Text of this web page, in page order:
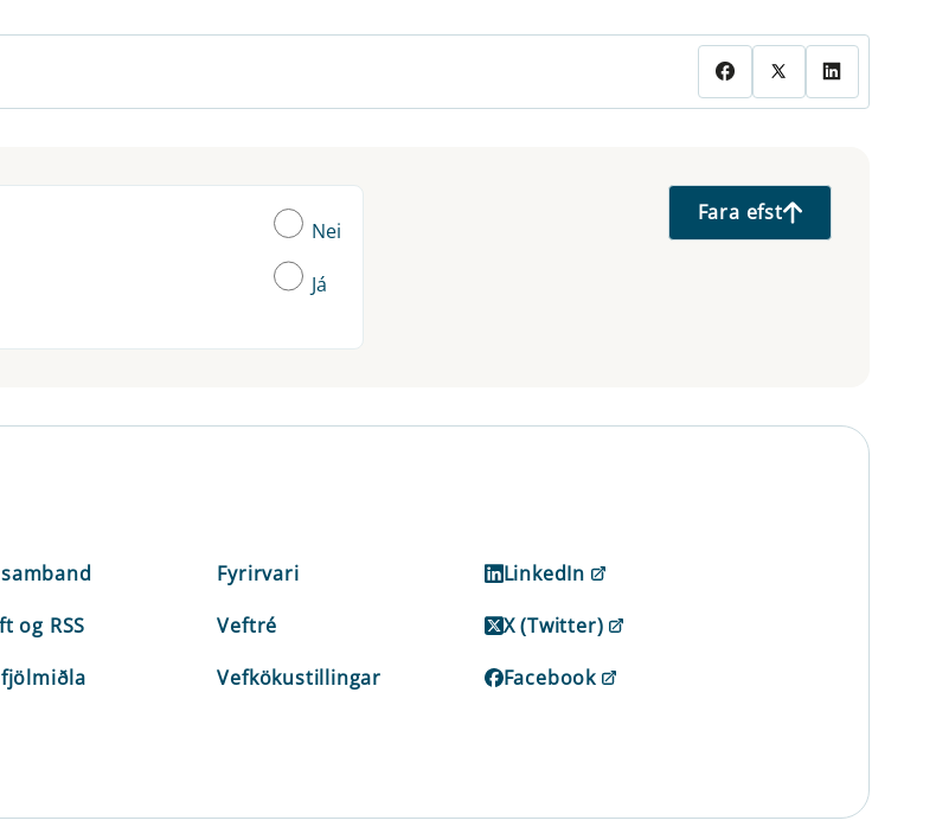
Nei
Já
Fara efst
og RSS
Fyrirvari
Veftré
Vefkökustillingar
LinkedIn
X (Twitter)
Facebook